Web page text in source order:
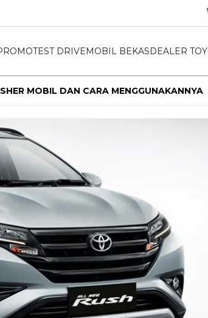
TEST DRIVEMOBIL BEKASDEALER
MOBIL DAN CARA MENGGUNAKANNYA